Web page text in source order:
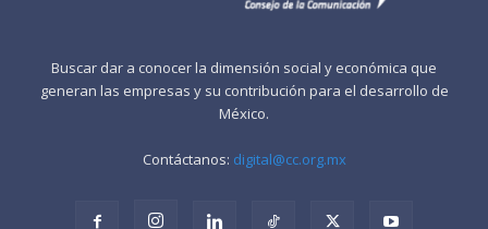
Buscar dar a conocer la dimensión social y económica que
generan las empresas y su contribución para el desarrollo de
México.
Contáctanos: digital@cc.org.mx